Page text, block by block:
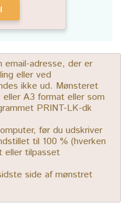
adresse, der er
eller ved
ikke ud. Mønsteret
A3 format eller som
PRINT-LK-dk
før du udskriver
til 100 % (hverken
eller tilpasset
side af mønstret